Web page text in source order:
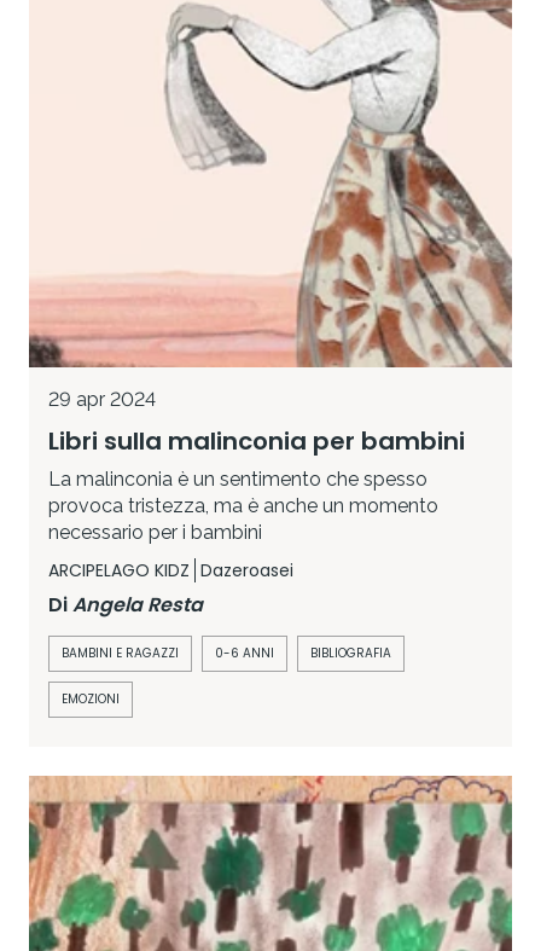
29 apr 2024
Libri sulla malinconia per bambini
La malinconia è un sentimento che spesso
provoca tristezza, ma è anche un momento
necessario per i bambini
ARCIPELAGO KIDZ Dazeroasei
DiAngela Resta
BAMBINI E RAGAZZI 0-6 ANNI BIBLIOGRAFIA
EMOZIONI